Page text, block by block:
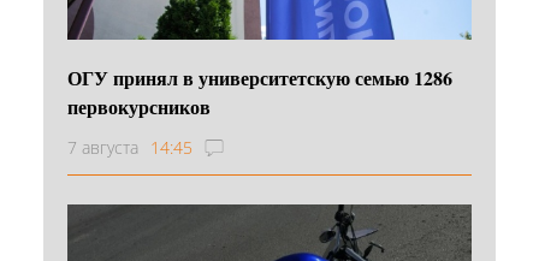
ОГУ принял в университетскую семью 1286
первокурсников
7 августа 14:45